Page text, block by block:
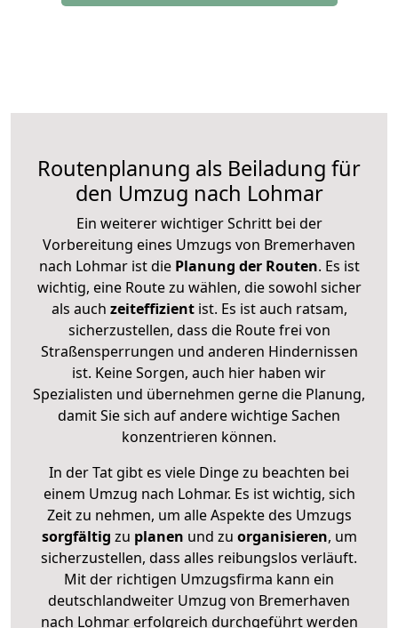
Routenplanung als Beiladung für
den Umzug nach Lohmar
Ein weiterer wichtiger Schritt bei der
Vorbereitung eines Umzugs von Bremerhaven
nach Lohmar ist diePlanung der Routen. Es ist
wichtig, eine Route zu wählen, die sowohl sicher
als auch zeiteffizientist. Es ist auch ratsam,
sicherzustellen, dass die Route frei von
Straßensperrungen und anderen Hindernissen
ist. Keine Sorgen, auch hier haben wir
Spezialisten und übernehmen gerne die Planung,
damit Sie sich auf andere wichtige Sachen
konzentrieren können.
In der Tat gibt es viele Dinge zu beachten bei
einem Umzug nach Lohmar. Es ist wichtig, sich
Zeit zu nehmen, um alle Aspekte des Umzugs
sorgfältig zu planen und zu organisieren, um
sicherzustellen, dass alles reibungslos verläuft.
Mit der richtigen Umzugsfirma kann ein
deutschlandweiter Umzug von Bremerhaven
nach Lohmar erfolgreich durchgeführt werden